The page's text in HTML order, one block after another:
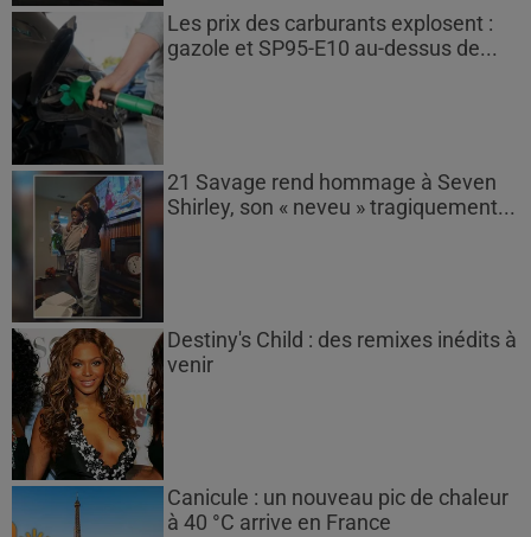
Les prix des carburants explosent :
gazole et SP95-E10 au-dessus de...
21 Savage rend hommage à Seven
Shirley, son « neveu » tragiquement...
Destiny's Child : des remixes inédits à
venir
Canicule : un nouveau pic de chaleur
à 40 °C arrive en France